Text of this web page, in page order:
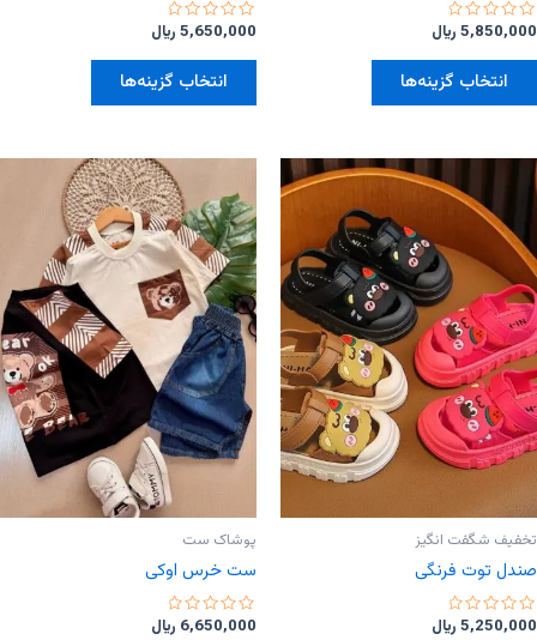
امتیاز
از
5,850,000 ﷼
انتخاب گزینه‌ها
این
مختلفی
می
باشد.
گزینه
ها
ممکن
است
در
صفحه
محصول
انتخاب
امتیاز
از
5,650,000 ﷼
انتخاب گزینه‌ها
این
مختلفی
می
باشد.
گزینه
ها
ممکن
است
صفحه
محصول
انتخاب
شوند
تخفیف شگفت انگیز
صندل توت فرنگی
امتیاز
5,250,000 ﷼
پوشاک ست
ست خرس اوکی
امتیاز
6,650,000 ﷼